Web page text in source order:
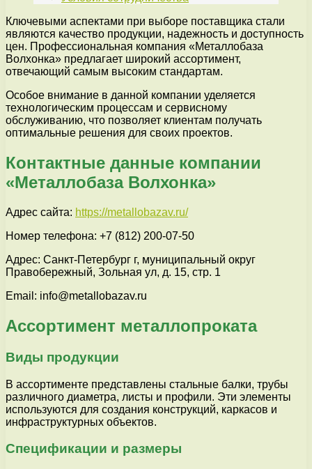
Ключевыми аспектами при выборе поставщика стали
являются качество продукции, надежность и доступность
цен. Профессиональная компания «Металлобаза
Волхонка» предлагает широкий ассортимент,
отвечающий самым высоким стандартам.
Особое внимание в данной компании уделяется
технологическим процессам и сервисному
обслуживанию, что позволяет клиентам получать
оптимальные решения для своих проектов.
Контактные данные компании
«Металлобаза Волхонка»
Адрес сайта: https://metallobazav.ru/
Номер телефона: +7 (812) 200-07-50
Адрес: Санкт-Петербург г, муниципальный округ
Правобережный, Зольная ул, д. 15, стр. 1
Email: info@metallobazav.ru
Ассортимент металлопроката
Виды продукции
В ассортименте представлены стальные балки, трубы
различного диаметра, листы и профили. Эти элементы
используются для создания конструкций, каркасов и
инфраструктурных объектов.
Спецификации и размеры